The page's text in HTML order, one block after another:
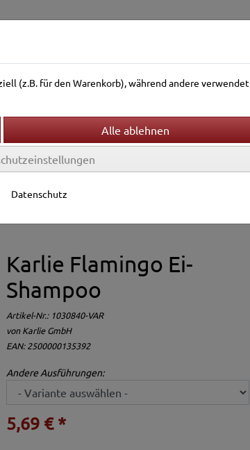
Terrarienwelt
Karlie Flamingo Ei-
Shampoo
Artikel-Nr.: 1030840-VAR
vonKarlie GmbH
EAN: 2500000135392
Andere Ausführungen:
5,69 € *
(z.B. für den Warenkorb), während andere verwendet
Datenschutz